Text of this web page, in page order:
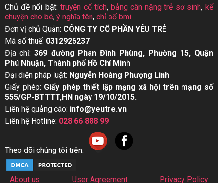
Chủ đề nổi bật:truyện cổ tích, bảng cân nặng trẻ sơ sinh,kể
chuyện cho bé, ý nghĩa tên, chỉ số bmi
Đơn vị chủ Quản: CÔNG TY CỔ PHẦN YÊU TRẺ
Mã số thuế: 0312926237
Địa chỉ:369 đường Phan Đình Phùng, Phường 15, Quận
Phú Nhuận, Thành phố Hồ Chí Minh
Đại diện pháp luật: Nguyễn Hoàng Phượng Linh
Giấy phép: Giấy phép thiết lập mạng xã hội trên mạng số
555/GP-BTTTT,HN ngày 19/10/2015.
Liên hệ quảng cáo: info@yeutre.vn
Liên hệ Hotline: 028 66 888 99
Theo dõi chúng tôi trên:
About us User Agreement Privacy Policy